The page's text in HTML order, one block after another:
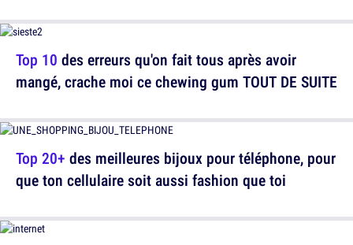
Top 10 des erreurs qu'on fait tous après avoir
mangé, crache moi ce chewing gum TOUT DE SUITE
Top 20+ des meilleures bijoux pour téléphone, pour
que ton cellulaire soit aussi fashion que toi